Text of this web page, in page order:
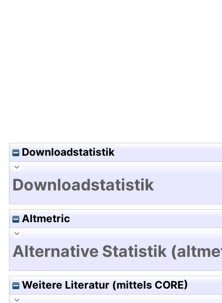
Downloadstatistik
Downloadstatistik
Altmetric
Alternative Statistik
Weitere Literatur (mittels CORE)